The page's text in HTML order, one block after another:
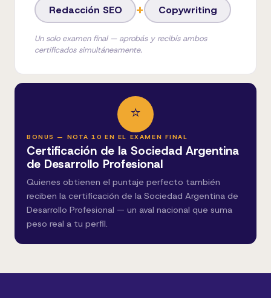
Redacción SEO + Copywriting
Un solo examen final — aprobás y recibís ambos
certificados simultáneamente.
⭐
BONUS — NOTA 10 EN EL EXAMEN FINAL
Certificación de la Sociedad Argentina
de Desarrollo Profesional
Quienes obtienen el puntaje perfecto también
reciben la certificación de la Sociedad Argentina de
Desarrollo Profesional — un aval nacional que suma
peso real a tu perfil.